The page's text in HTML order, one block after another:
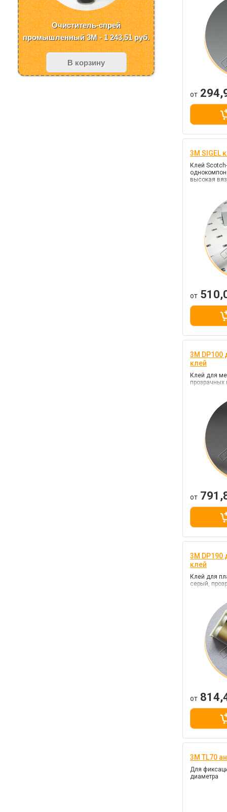
от
3M SIGEL
Клей
высокая
от
3M DP100
клей
Клей для
прозрачных
от
3M DP190
клей
Клей для
серый,
от
3M TL70
Для
диаметра
Очиститель-спрей
промышленный 3M - 1 243,51руб.
В корзину